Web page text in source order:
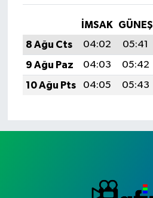
İMSAK GÜNEŞ
8 Ağu Cts
04:02 05:41
9 Ağu Paz
04:03 05:42
10 Ağu Pts
04:05 05:43